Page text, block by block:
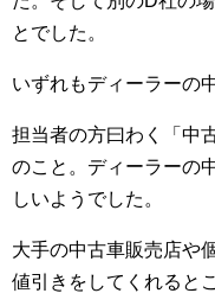
とでした。
いずれもディーラーの
担当者の方曰わく「中
のこと。ディーラーの
しいようでした。
大手の中古車販売店や
値引きをしてくれると